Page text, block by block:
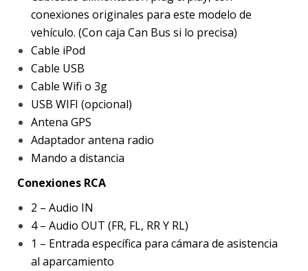
conexiones originales para este modelo de
vehículo. (Con caja Can Bus si lo precisa)
Cable iPod
Cable USB
Cable Wifi o 3g
USB WIFI (opcional)
Antena GPS
Adaptador antena radio
Mando a distancia
Conexiones RCA
2 – Audio IN
4 – Audio OUT (FR, FL, RR Y RL)
1 – Entrada específica para cámara de asistencia
al aparcamiento